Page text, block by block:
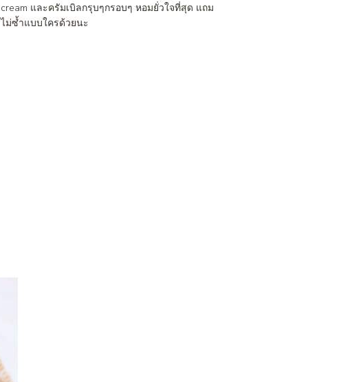
cream และครัมเบิลกรุบๆกรอบๆ หอมยั่วใจที่สุด แถม
ไม่ซ้ำแบบใครด้วยนะ